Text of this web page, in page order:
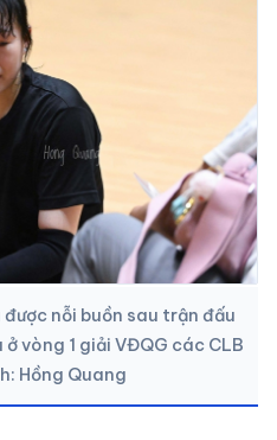
nỗi buồn sau trận đấu
vòng 1 giải VĐQG các CLB
Hồng Quang